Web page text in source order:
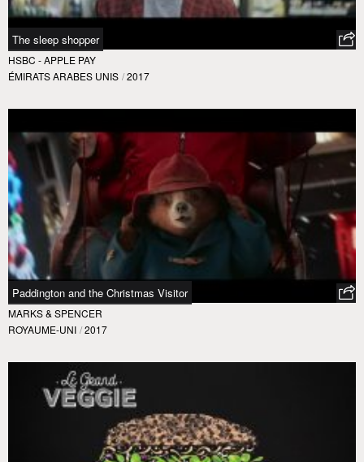
The sleep shopper
HSBC - APPLE PAY
ÉMIRATS ARABES UNIS / 2017
Paddington and the Christmas Visitor
MARKS & SPENCER
ROYAUME-UNI / 2017